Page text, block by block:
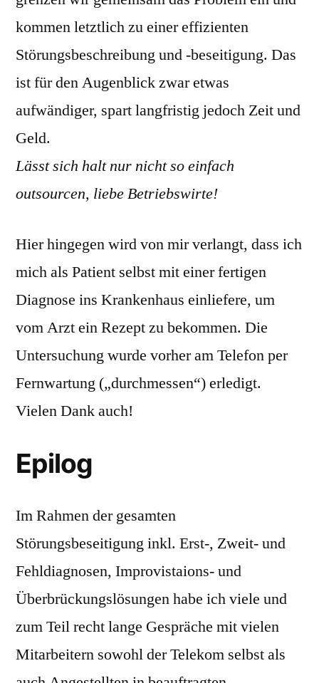
kommen letztlich zu einer effizienten
Störungsbeschreibung und -beseitigung. Das
ist für den Augenblick zwar etwas
aufwändiger, spart langfristig jedoch Zeit und
Geld.
Lässt sich halt nur nicht so einfach
outsourcen, liebe Betriebswirte!
Hier hingegen wird von mir verlangt, dass ich
mich als Patient selbst mit einer fertigen
Diagnose ins Krankenhaus einliefere, um
vom Arzt ein Rezept zu bekommen. Die
Untersuchung wurde vorher am Telefon per
Fernwartung („durchmessen“) erledigt.
Vielen Dank auch!
Epilog
Im Rahmen der gesamten
Störungsbeseitigung inkl. Erst-, Zweit- und
Fehldiagnosen, Improvistaions- und
Überbrückungslösungen habe ich viele und
zum Teil recht lange Gespräche mit vielen
Mitarbeitern sowohl der Telekom selbst als